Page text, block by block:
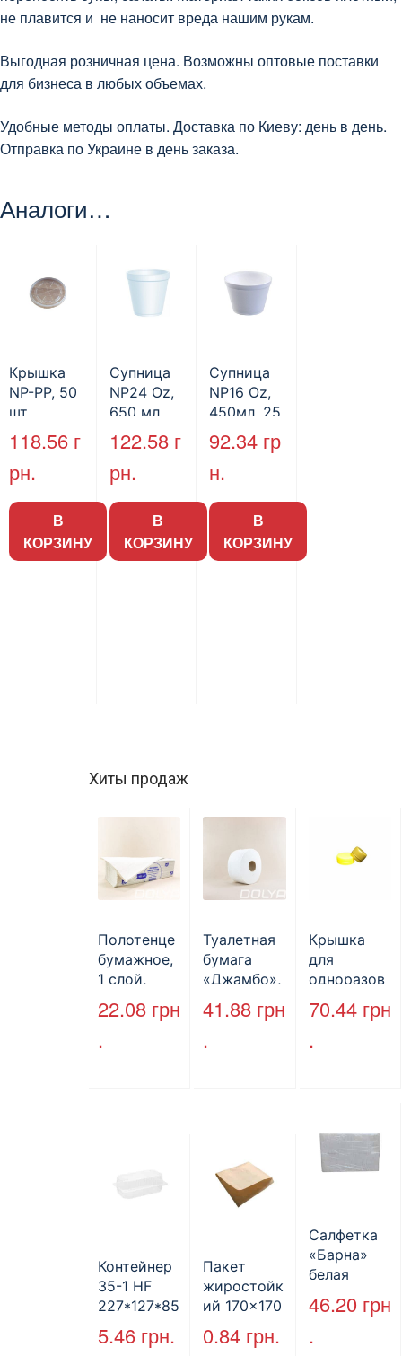
не плавится и не наносит вреда нашим рукам.
Выгодная розничная цена. Возможны оптовые поставки
для бизнеса в любых объемах.
Удобные методы оплаты. Доставка по Киеву: день в день.
Отправка по Украине в день заказа.
Аналоги…
Крышка
NP-РР, 50
шт.
118.56 г
рн.
В
КОРЗИНУ
Супница
NP24 Oz,
650 мл,
25шт.
122.58 г
рн.
В
КОРЗИНУ
Супница
NP16 Oz,
450мл, 25
шт.
92.34 гр
н.
В
КОРЗИНУ
Хиты продаж
Полотенце
бумажное,
1 слой,
макулатура
, VV тип
22.08 грн
.
Туалетная
бумага
«Джамбо»,
B2B
Service,
41.88 грн
.
Крышка
для
одноразов
ой
бутылки,
70.44 грн
.
Контейнер
35-1 HF
227*127*85
мм
(1700мл)
5.46 грн.
Пакет
жиростойк
ий 170×170
мм, уголок,
коричневы
0.84 грн.
Салфетка
«Барна»
белая
PAPERO
500 шт (6/
46.20 грн
.